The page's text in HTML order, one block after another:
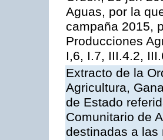
Aguas, por la
campaña 2015,
Producciones
I,6, I.7, III.4.2,
Extracto de la
Agricultura,
de Estado
Comunitario de
destinadas a las